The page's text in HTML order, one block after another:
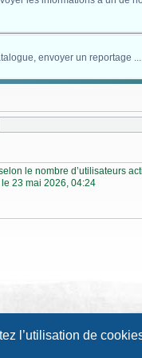
l’utilisation de
envoyer un reportage
le nombre d’utilisateurs
le 23 mai 2026, 04:24